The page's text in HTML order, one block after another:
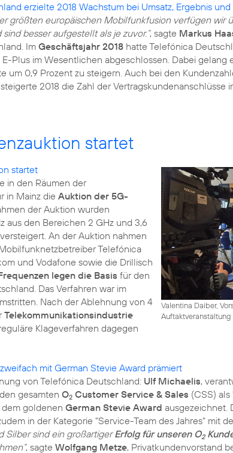
erzielte 2018 Wachstum bei Umsatz, Ergebnis
größten europäischen Mobilfunkfusion verfügen wir
besser aufgestellt als je zuvor.“, sagte Markus
Im Geschäftsjahr 2018 hatte Telefónica
Plus im Wesentlichen abgeschlossen. Dabei gelang
um 0,9 Prozent zu steigern. Auch bei den
2018 die Zahl der Vertragskundenanschlüsse
startet
Valentina Daiber,
Auftaktveranstaltung
startet
in den Räumen der
in Mainz die Auktion der 5G-
der Auktion wurden
aus den Bereichen 2 GHz und 3,6
An der Auktion nahmen
Telefónica
und Vodafone sowie die Drillisch
legen die Basis für den
Das Verfahren war im
Nach der Ablehnung von 4
Telekommunikationsindustrie
Klageverfahren dagegen
mit German Stevie Award prämiert
von Telefónica Deutschland: Ulf Michaelis,
gesamten O2 Customer Service & Sales (CSS)
goldenen German Stevie Award ausgezeichnet.
in der Kategorie "Service-Team des Jahres" mit
Silber sind ein großartigerErfolg für unseren O2
, sagte Wolfgang Metze, Privatkundenvorstand